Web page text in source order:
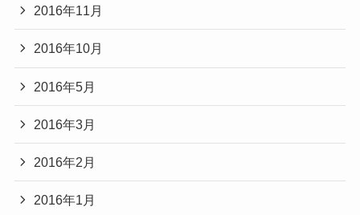
2016年11月
2016年10月
2016年5月
2016年3月
2016年2月
2016年1月